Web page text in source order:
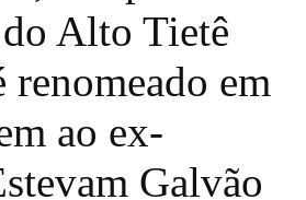
Alto Tietê
em
ao ex-
Galvão